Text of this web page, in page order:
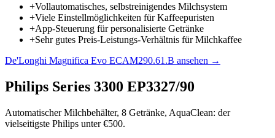
+Vollautomatisches, selbstreinigendes Milchsystem
+Viele Einstellmöglichkeiten für Kaffeepuristen
+App-Steuerung für personalisierte Getränke
+Sehr gutes Preis-Leistungs-Verhältnis für Milchkaffee
De'Longhi Magnifica Evo ECAM290.61.B ansehen →
Philips Series 3300 EP3327/90
Automatischer Milchbehälter, 8 Getränke, AquaClean: der
vielseitigste Philips unter €500.